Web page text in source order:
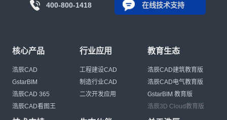
400-800-1418 在线技术支持
核心产品
浩辰CAD
GstarBIM
浩辰CAD 365
浩辰CAD看图王
行业应用
工程建设CAD
制造行业CAD
二次开发应用
教育生态
浩辰CAD建筑教育版
浩辰CAD电气教育版
GstarBIM 教育版
浩辰3D Cloud教育版